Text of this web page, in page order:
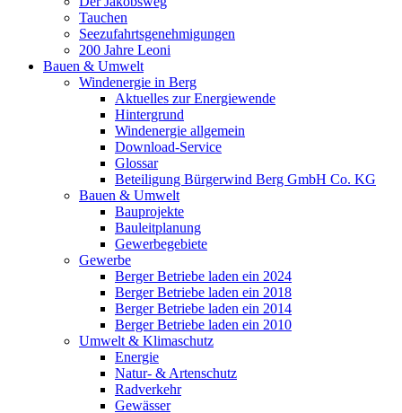
Tauchen
Seezufahrtsgenehmigungen
200 Jahre Leoni
Bauen & Umwelt
Windenergie in Berg
Aktuelles zur Energiewende
Hintergrund
Windenergie allgemein
Download-Service
Glossar
Beteiligung Bürgerwind Berg GmbH Co. KG
Bauen & Umwelt
Bauprojekte
Bauleitplanung
Gewerbegebiete
Gewerbe
Berger Betriebe laden ein 2024
Berger Betriebe laden ein 2018
Berger Betriebe laden ein 2014
Berger Betriebe laden ein 2010
Umwelt & Klimaschutz
Energie
Natur- & Artenschutz
Radverkehr
Gewässer